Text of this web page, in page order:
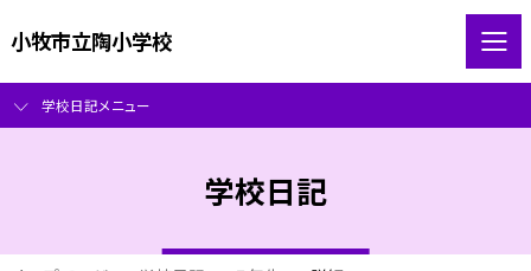
小牧市立陶小学校
学校日記メニュー
学校日記